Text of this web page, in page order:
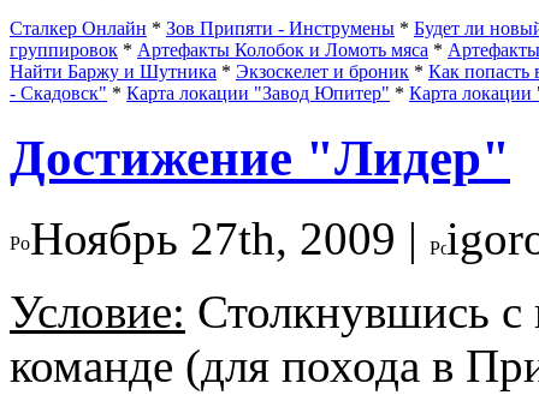
Сталкер Онлайн * Зов Припяти - Инструмены * Будет ли
группировок * Артефакты Колобок и Ломоть мяса * Артефакты
Найти Баржу и Шутника * Экзоскелет и броник * Как попасть
- Скадовск" * Карта локации "Завод Юпитер" * Карта
Достижение "Лидер"
Ноябрь 27th, 2009 |
Условие: Столкнувшись с
команде (для похода в